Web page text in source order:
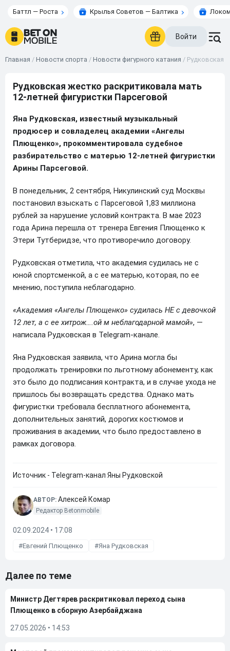
Баттл — Роста Крылья Советов — Балтика
Войти
Главная / Новости спорта / Новости фигурного катания / Рудковская
Рудковская жестко раскритиковала мать
12-летней фигуристки Парсеговой
Яна Рудковская, известный музыкальный
продюсер и совладелец академии «Ангелы
Плющенко», прокомментировала судебное
разбирательство с матерью 12-летней фигуристки
Арины Парсеговой.
В понедельник, 2 сентября, Никулинский суд Москвы
постановил взыскать с Парсеговой 1,83 миллиона
рублей за нарушение условий контракта. В мае 2023
года Арина перешла от тренера Евгения Плющенко к
Этери Тутберидзе, что противоречило договору.
Рудковская отметила, что академия судилась не с
юной спортсменкой, а с ее матерью, которая, по ее
мнению, поступила неблагодарно.
«Академия «Ангелы Плющенко» судилась НЕ с девочкой
12 лет, а с ее хитрож….ой м неблагодарной мамой», —
написала Рудковская в Telegram-канале.
Яна Рудковская заявила, что Арина могла бы
продолжать тренировки по льготному абонементу, как
это было до подписания контракта, и в случае ухода не
пришлось бы возвращать средства. Однако мать
фигуристки требовала бесплатного абонемента,
дополнительных занятий, дорогих костюмов и
проживания в академии, что было предоставлено в
рамках договора.
Источник - Telegram-канал Яны Рудковской
АВТОР: Алексей Комар
Редактор Betonmobile
02.09.2024 • 17:08
Евгений Плющенко Яна Рудковская
Далее по теме
Министр Дегтярев раскритиковал переход сына
Плющенко в сборную Азербайджана
27.05.2026 • 14:53